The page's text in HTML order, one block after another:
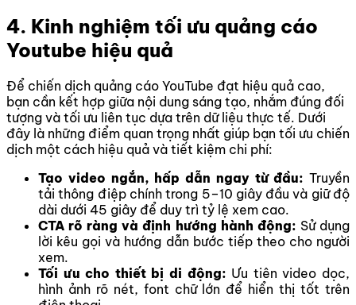
4. Kinh nghiệm tối ưu quảng cáo
Youtube hiệu quả
Để chiến dịch quảng cáo YouTube đạt hiệu quả cao,
bạn cần kết hợp giữa nội dung sáng tạo, nhắm đúng đối
tượng và tối ưu liên tục dựa trên dữ liệu thực tế. Dưới
đây là những điểm quan trọng nhất giúp bạn tối ưu chiến
dịch một cách hiệu quả và tiết kiệm chi phí:
Tạo video ngắn, hấp dẫn ngay từ đầu: Truyền
tải thông điệp chính trong 5–10 giây đầu và giữ độ
dài dưới 45 giây để duy trì tỷ lệ xem cao.
CTA rõ ràng và định hướng hành động: Sử dụng
lời kêu gọi và hướng dẫn bước tiếp theo cho người
xem.
Tối ưu cho thiết bị di động: Ưu tiên video dọc,
hình ảnh rõ nét, font chữ lớn để hiển thị tốt trên